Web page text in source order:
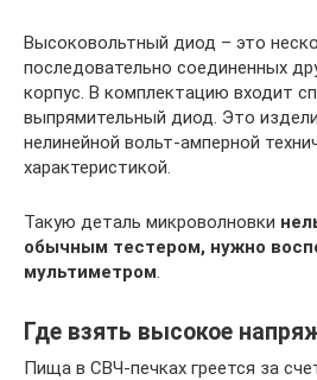
Высоковольтный диод – это
последовательно соединенных
корпус. В комплектацию входит
выпрямительный диод. Это
нелинейной вольт-амперной
характеристикой.
Такую деталь микроволновки
обычным тестером, нужно
мультиметром.
Где взять высокое
Пища в СВЧ-печках греется за